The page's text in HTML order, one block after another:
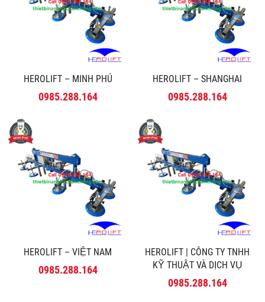
HEROLIFT – MINH PHÚ
0985.288.164
HEROLIFT – SHANGHAI
0985.288.164
HEROLIFT – VIỆT NAM
0985.288.164
HEROLIFT | CÔNG TY TNHH
KỸ THUẬT VÀ DỊCH VỤ
MINH PHÚ
0985.288.164